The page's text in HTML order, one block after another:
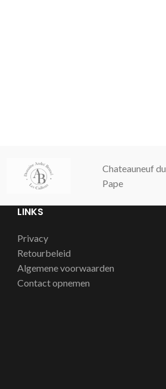
Chateauneuf du
Pape
LINKS
Privacy
Retourbeleid
Algemene voorwaarden
Contact opnemen